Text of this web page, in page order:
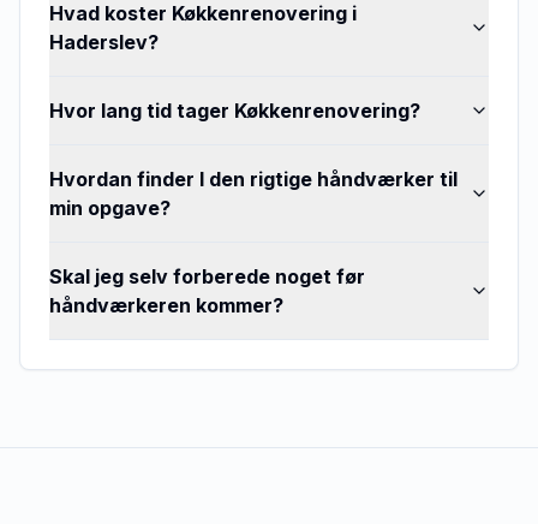
Hvad koster Køkkenrenovering i
Haderslev?
Hvor lang tid tager Køkkenrenovering?
Hvordan finder I den rigtige håndværker til
min opgave?
Skal jeg selv forberede noget før
håndværkeren kommer?